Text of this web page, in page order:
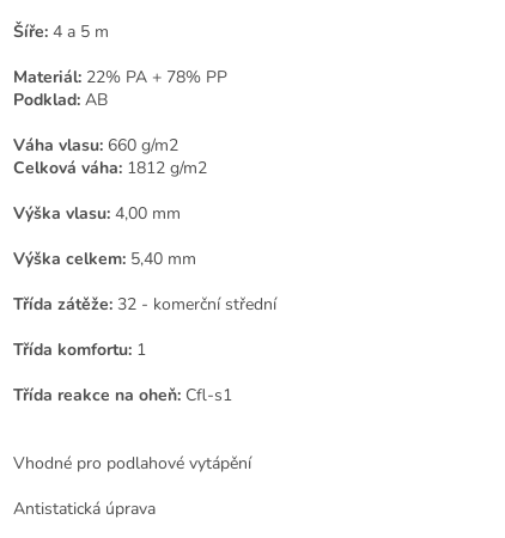
Šíře: 4 a 5 m
Materiál: 22% PA + 78% PP
Podklad: AB
Váha vlasu: 660 g/m2
Celková váha: 1812 g/m2
Výška vlasu: 4,00 mm
Výška celkem: 5,40 mm
Třída zátěže: 32 - komerční střední
Třída komfortu: 1
Třída reakce na oheň: Cfl-s1
Vhodné pro podlahové vytápění
Antistatická úprava